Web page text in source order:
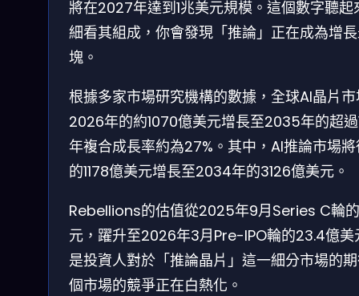
將在2027年達到1兆美元規模。這個數字聽起
細看其組成，你會發現「推論」正在成為增
塊。
根據多家市場研究機構的數據，全球AI晶片
2026年的約1070億美元增長至2035年的超過
年複合成長率約為27%。其中，AI推論市場
的1178億美元增長至2034年的3126億美元。
Rebellions的估值從2025年9月Series C輪
元，躍升至2026年3月Pre-IPO輪的23.4億美
是投資人對於「推論晶片」這一細分市場的
個市場的競爭正在白熱化。